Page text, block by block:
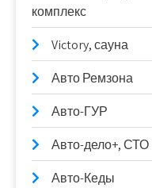
комплекс
Victory, сауна
Авто Ремзона
Авто-ГУР
Авто-дело+, СТО
Авто-Кеды